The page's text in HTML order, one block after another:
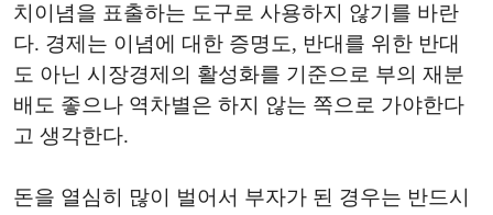
치이념을 표출하는 도구로 사용하지 않기를 바란
다. 경제는 이념에 대한 증명도, 반대를 위한 반대
도 아닌 시장경제의 활성화를 기준으로 부의 재분
배도 좋으나 역차별은 하지 않는 쪽으로 가야한다
고 생각한다.
돈을 열심히 많이 벌어서 부자가 된 경우는 반드시